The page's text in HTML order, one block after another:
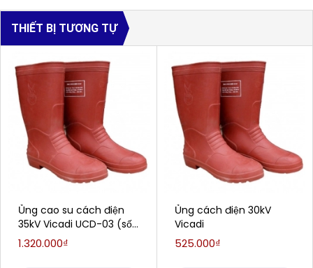
THIẾT BỊ TƯƠNG TỰ
Ủng cao su cách điện
35kV Vicadi UCD-03 (số
42)
1.320.000₫
Ủng cách điện 30kV
Vicadi
525.000₫